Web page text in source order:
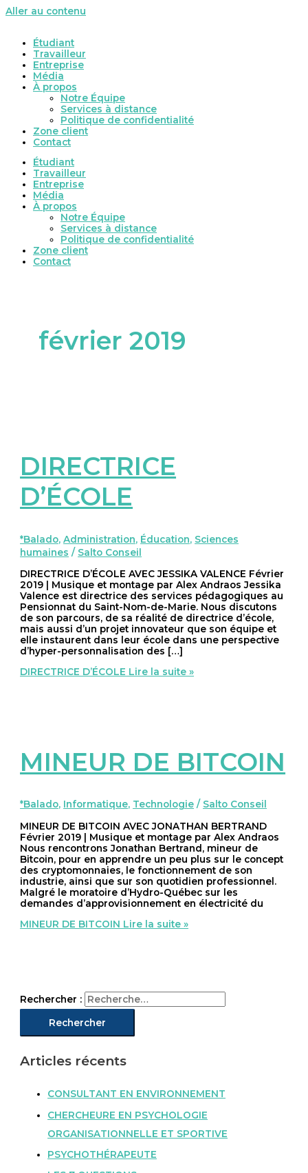
Aller au contenu
Étudiant
Travailleur
Entreprise
Média
À propos
Notre Équipe
Services à distance
Politique de confidentialité
Zone client
Contact
Étudiant
Travailleur
Entreprise
Média
À propos
Notre Équipe
Services à distance
Politique de confidentialité
Zone client
Contact
février 2019
DIRECTRICE
D’ÉCOLE
*Balado,Administration, Éducation, Sciences
humaines / Salto Conseil
DIRECTRICE D’ÉCOLE AVEC JESSIKA VALENCE Février
2019 | Musique et montage par Alex Andraos Jessika
Valence est directrice des services pédagogiques au
Pensionnat du Saint-Nom-de-Marie. Nous discutons
de son parcours, de sa réalité de directrice d’école,
mais aussi d’un projet innovateur que son équipe et
elle instaurent dans leur école dans une perspective
d’hyper-personnalisation des […]
DIRECTRICE D’ÉCOLE Lire la suite »
MINEUR DE BITCOIN
*Balado, Informatique, Technologie / Salto Conseil
MINEUR DE BITCOIN AVEC JONATHAN BERTRAND
Février 2019 | Musique et montage par Alex Andraos
Nous rencontrons Jonathan Bertrand, mineur de
Bitcoin, pour en apprendre un peu plus sur le concept
des cryptomonnaies, le fonctionnement de son
industrie, ainsi que sur son quotidien professionnel.
Malgré le moratoire d’Hydro-Québec sur les
demandes d’approvisionnement en électricité du
MINEUR DE BITCOIN Lire la suite »
Rechercher :
Articles récents
CONSULTANT EN ENVIRONNEMENT
CHERCHEURE EN PSYCHOLOGIE
ORGANISATIONNELLE ET SPORTIVE
PSYCHOTHÉRAPEUTE